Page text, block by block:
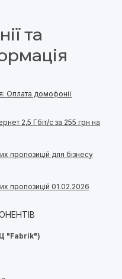
та
Оплата домофонії
2,5 Гбіт/с за 255 грн на
пропозицій для бізнесу
пропозицій 01.02.2026
"Fabrik")